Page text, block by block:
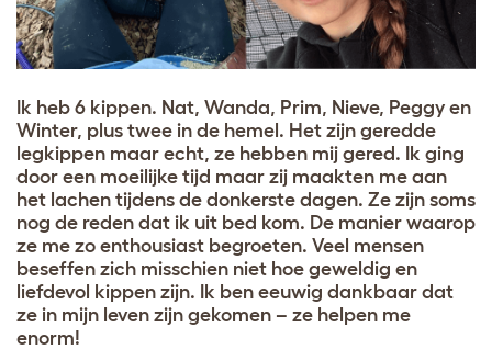
Ik heb 6 kippen. Nat, Wanda, Prim, Nieve, Peggy en
Winter, plus twee in de hemel. Het zijn geredde
legkippen maar echt, ze hebben mij gered. Ik ging
door een moeilijke tijd maar zij maakten me aan
het lachen tijdens de donkerste dagen. Ze zijn soms
nog de reden dat ik uit bed kom. De manier waarop
ze me zo enthousiast begroeten. Veel mensen
beseffen zich misschien niet hoe geweldig en
liefdevol kippen zijn. Ik ben eeuwig dankbaar dat
ze in mijn leven zijn gekomen – ze helpen me
enorm!